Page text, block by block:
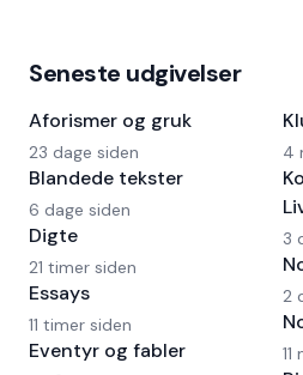
Seneste udgivelser
Aforismer og gruk
23 dage siden
Blandede tekster
6 dage siden
Digte
21 timer siden
Essays
11 timer siden
Eventyr og fabler
4
3
2